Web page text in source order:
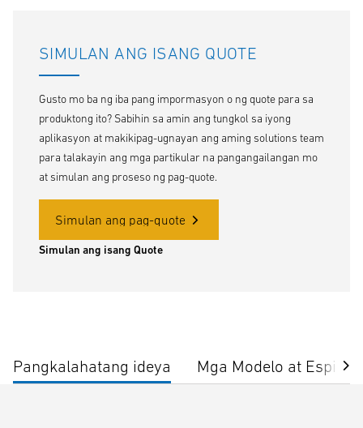
SIMULAN ANG ISANG QUOTE
Gusto mo ba ng iba pang impormasyon o ng quote para sa
produktong ito? Sabihin sa amin ang tungkol sa iyong
aplikasyon at makikipag-ugnayan ang aming solutions team
para talakayin ang mga partikular na pangangailangan mo
at simulan ang proseso ng pag-quote.
Simulan ang pag-quote
Simulan ang isang Quote
Pangkalahatang ideya Mga Modelo at